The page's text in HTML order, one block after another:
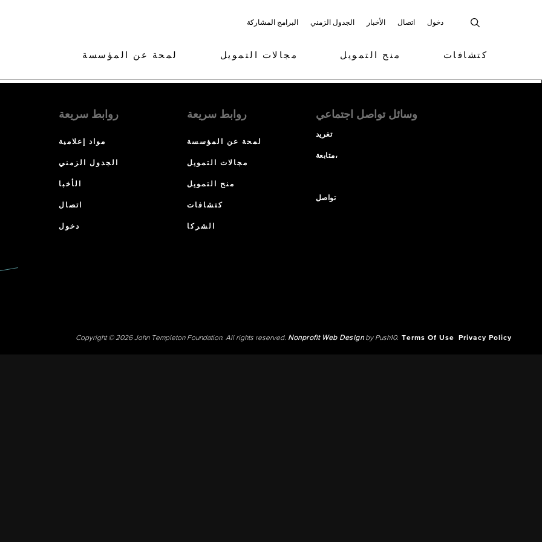
البرامج المشاركة الجدول الزمني الأخبار اتصال دخول
لمحة عن المؤسسة مجالات التمويل منح التمويل كتشافات
روابط سريعة
مواد إعلامية
الجدول الزمني
الأخبا
اتصال
دخول
روابط سريعة
لمحة عن المؤسسة
مجالات التمويل
منح التمويل
كتشافات
الشركا
وسائل تواصل اجتماعي
تغريد
متابعة،
تواصل
Copyright © 2026 John Templeton Foundation. All rights reserved. Nonprofit Web Designby Push10. Terms Of Use Privacy Policy